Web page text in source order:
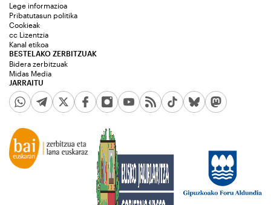
JARRAITU
Lege informazioa
Pribatutasun politika
Cookieak
cc Lizentzia
Kanal etikoa
BESTELAKO ZERBITZUAK
Bidera zerbitzuak
Midas Media